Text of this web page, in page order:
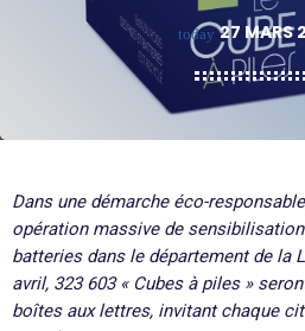
today 27 MARS
Dans une démarche éco-
opération massive de
batteries dans le département de la
avril, 323 603 « Cubes à piles »
boîtes aux lettres, invitant chaque